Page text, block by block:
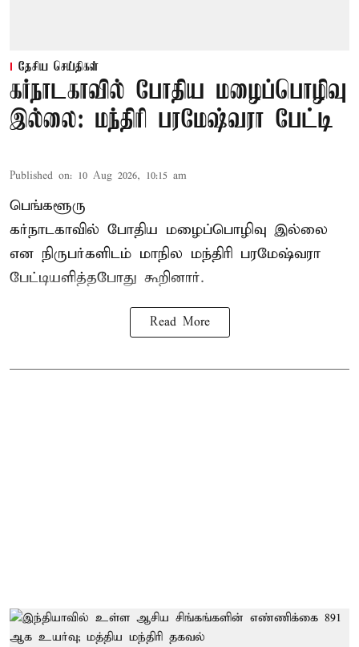
தேசிய செய்திகள்
கர்நாடகாவில் போதிய மழைப்பொழிவு
இல்லை: மந்திரி பரமேஷ்வரா பேட்டி
Published on: 10 Aug 2026, 10:15 am
பெங்களூரு
கர்நாடகாவில் போதிய மழைப்பொழிவு இல்லை
என நிருபர்களிடம் மாநில மந்திரி பரமேஷ்வரா
பேட்டியளித்தபோது கூறினார்.
Read More